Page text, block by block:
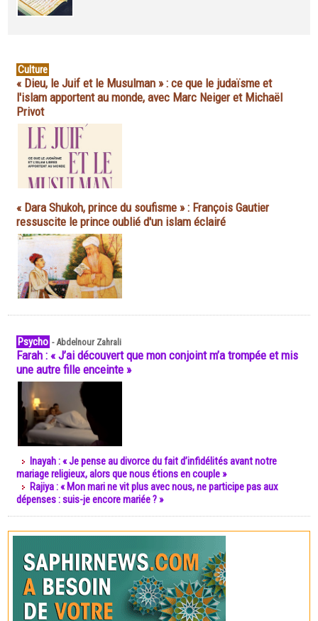
Culture
« Dieu, le Juif et le Musulman » : ce que le judaïsme et
l'islam apportent au monde, avec Marc Neiger et Michaël
Privot
« Dara Shukoh, prince du soufisme » : François Gautier
ressuscite le prince oublié d'un islam éclairé
Psycho -Abdelnour Zahrali
Farah : « J’ai découvert que mon conjoint m’a trompée et mis
une autre fille enceinte »
Inayah : « Je pense au divorce du fait d’infidélités avant notre
mariage religieux, alors que nous étions en couple »
Rajiya : « Mon mari ne vit plus avec nous, ne participe pas aux
dépenses : suis-je encore mariée ? »